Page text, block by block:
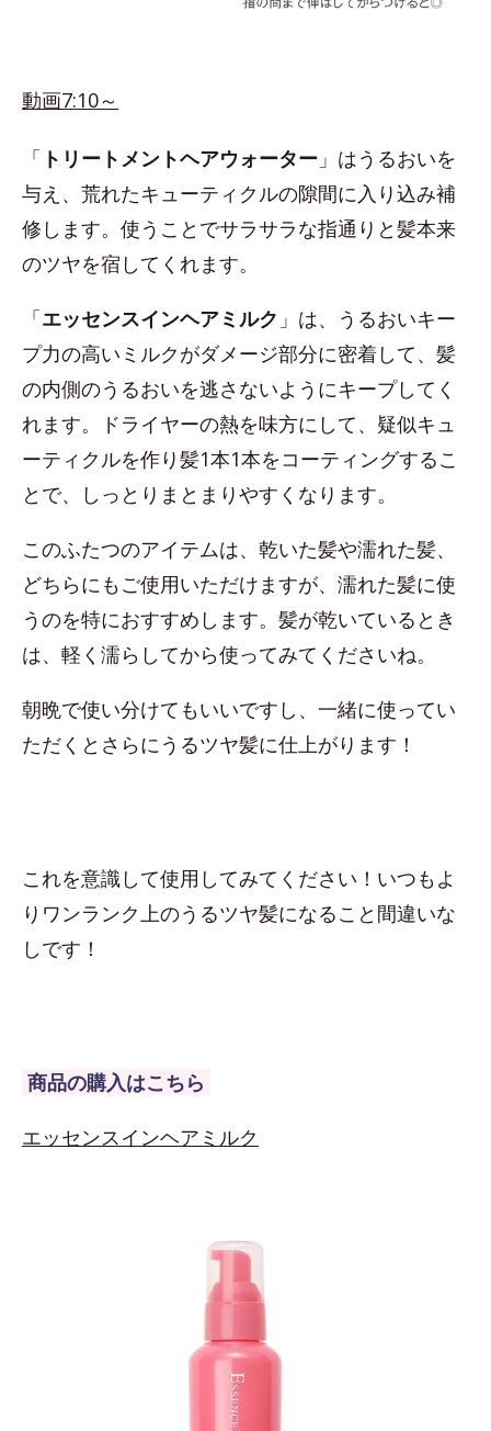
動画7:10～
「 トリートメントヘアウォーター 」はうるおいを
与え、荒れたキューティクルの隙間に入り込み補
修します。使うことでサラサラな指通りと髪本来
のツヤを宿してくれます。
「エッセンスインヘアミルク 」は、うるおいキー
プ力の高いミルクがダメージ部分に密着して、髪
の内側のうるおいを逃さないようにキープしてく
れます。ドライヤーの熱を味方にして、疑似キュ
ーティクルを作り髪1本1本をコーティングするこ
とで、しっとりまとまりやすくなります。
このふたつのアイテムは、乾いた髪や濡れた髪、
どちらにもご使用いただけますが、濡れた髪に使
うのを特におすすめします。髪が乾いているとき
は、軽く濡らしてから使ってみてくださいね。
朝晩で使い分けてもいいですし、一緒に使ってい
ただくとさらにうるツヤ髪に仕上がります！
これを意識して使用してみてください！いつもよ
りワンランク上のうるツヤ髪になること間違いな
しです！
商品の購入はこちら
エッセンスインヘアミルク